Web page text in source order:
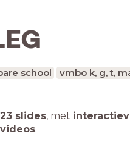
school
vmbo k, g, t,
23 slides, met
.